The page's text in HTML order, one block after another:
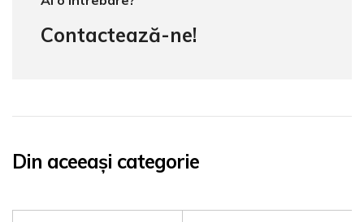
Contactează-ne!
Din aceeași categorie